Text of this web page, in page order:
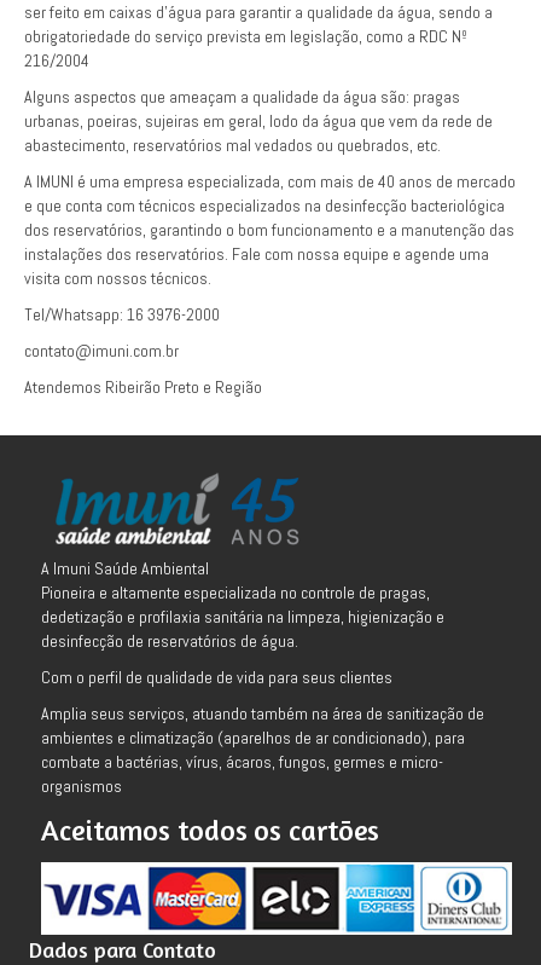
ser feito em caixas d’água para garantir a qualidade da água, sendo a
obrigatoriedade do serviço prevista em legislação, como a RDC Nº
216/2004
Alguns aspectos que ameaçam a qualidade da água são: pragas
urbanas, poeiras, sujeiras em geral, lodo da água que vem da rede de
abastecimento, reservatórios mal vedados ou quebrados, etc.
A IMUNI é uma empresa especializada, com mais de 40 anos de mercado
e que conta com técnicos especializados na desinfecção bacteriológica
dos reservatórios, garantindo o bom funcionamento e a manutenção das
instalações dos reservatórios. Fale com nossa equipe e agende uma
visita com nossos técnicos.
Tel/Whatsapp: 16 3976-2000
contato@imuni.com.br
Atendemos Ribeirão Preto e Região
A Imuni Saúde Ambiental
Pioneira e altamente especializada no controle de pragas,
dedetização e profilaxia sanitária na limpeza, higienização e
desinfecção de reservatórios de água.
Com o perfil de qualidade de vida para seus clientes
Amplia seus serviços, atuando também na área de sanitização de
ambientes e climatização (aparelhos de ar condicionado), para
combate a bactérias, vírus, ácaros, fungos, germes e micro-
organismos
Aceitamos todos os cartões
Dados para Contato